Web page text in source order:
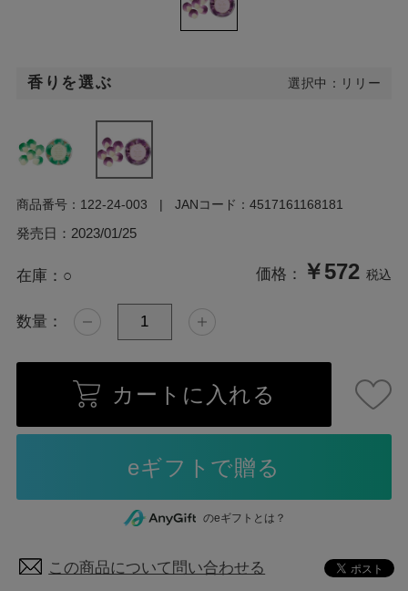
香りを選ぶ 選択中：リリー
発売日： 2023/01/25
商品番号： 122-24-003 JANコード： 4517161168181
在庫： ○ 価格： ￥572 税込
数量：
カートに入れる
のeギフトとは？
この商品について問い合わせる